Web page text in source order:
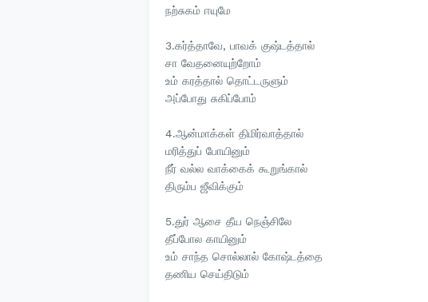
நற்சுகம் ஈயுமே
3.கர்த்தாவே, பாவக் குஷ்டத்தால்
சா வேதனையுற்றோம்
உம் கரத்தால் தொட்டருளும்
அப்போது சுகிப்போம்
4.ஆன்மாக்கள் திமிர்வாத்தால்
மரித்துப் போயினும்
நீர் வல்ல வாக்கைக் கூறுங்கால்
திரும்ப ஜீவிக்கும்
5.துர் ஆசை தீய நெஞ்சிலே
தீப்போல காயினும்
உம் சாந்த சொல்லால் கோஷ்டத்தை
தணிய செய்திடும்